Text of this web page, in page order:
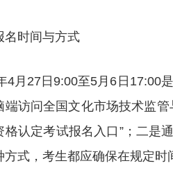
名时间与方式
4月27日9:00至5月6日17:00
端访问全国文化市场技术监
格认定考试报名入口”；二是
方式，考生都应确保在规定时